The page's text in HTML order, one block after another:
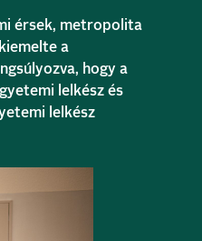
érsek, metropolita
a
hogy a
lelkész és
lelkész